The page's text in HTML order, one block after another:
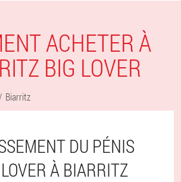
ACHETER À
BIG LOVER
Biarritz
DU PÉNIS
À BIARRITZ